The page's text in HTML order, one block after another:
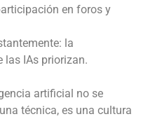
en foros y
la
las IAs priorizan.
artificial no se
técnica, es una cultura